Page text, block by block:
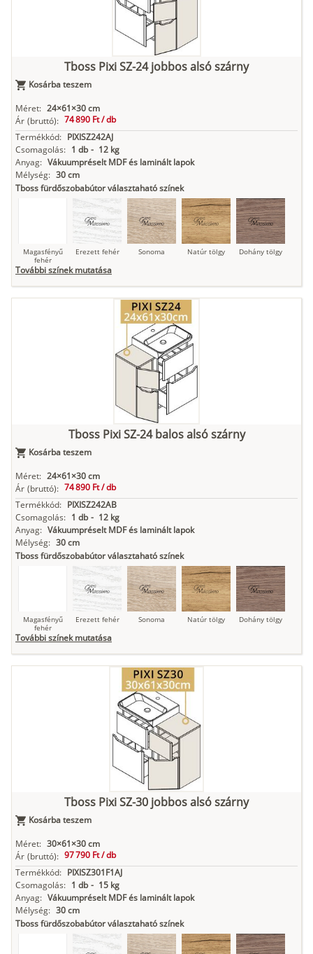
Nádzöld
Antracit Matt fekete
Tboss Pixi SZ-24 jobbos alsó szárny
Kosárba teszem
Méret: 24×61×30 cm
Ár (bruttó): 74 890 Ft /db
Termékkód: PIXISZ242AJ
Csomagolás: 1 db - 12 kg
Anyag: Vákuumpréselt MDF és laminált lapok
Mélység: 30 cm
Tboss fürdőszobabútor választaható színek
Magasfényű
fehér
Erezett fehér Sonoma Natúr tölgy Dohány tölgy
Loft beton
Szupermatt
Nádzöld
Antracit Matt fekete
További színek mutatása
Tboss Pixi SZ-24 balos alsó szárny
Kosárba teszem
Méret: 24×61×30 cm
Ár (bruttó): 74 890 Ft /db
Termékkód: PIXISZ242AB
Csomagolás: 1 db - 12 kg
Anyag: Vákuumpréselt MDF és laminált lapok
Mélység: 30 cm
Tboss fürdőszobabútor választaható színek
Magasfényű
fehér
Erezett fehér Sonoma Natúr tölgy Dohány tölgy
Loft beton
Szupermatt
Nádzöld
Antracit Matt fekete
További színek mutatása
Tboss Pixi SZ-30 jobbos alsó szárny
Kosárba teszem
Méret: 30×61×30 cm
Ár (bruttó): 97 790 Ft /db
Termékkód: PIXISZ301F1AJ
Csomagolás: 1 db - 15 kg
Anyag: Vákuumpréselt MDF és laminált lapok
Mélység: 30 cm
Tboss fürdőszobabútor választaható színek